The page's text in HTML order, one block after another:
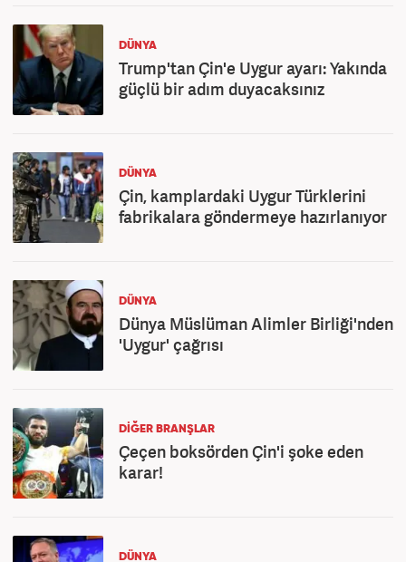
DÜNYA
Trump'tan Çin'e Uygur ayarı: Yakında
güçlü bir adım duyacaksınız
DÜNYA
Çin, kamplardaki Uygur Türklerini
fabrikalara göndermeye hazırlanıyor
DÜNYA
Dünya Müslüman Alimler Birliği'nden
'Uygur' çağrısı
DIĞER BRANŞLAR
Çeçen boksörden Çin'i şoke eden
karar!
DÜNYA